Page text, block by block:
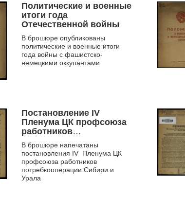
Политические и военные
итоги года
Отечественной войны
В брошюре опубликованы
политические и военные итоги
года войны с фашистско-
немецкими оккупантами
Постановление IV
Пленума ЦК профсоюза
работников
потребкооперации
Сибири и Урала
В брошюре напечатаны
постановления IV Пленума ЦК
профсоюза работников
потребкооперации Сибири и
Урала